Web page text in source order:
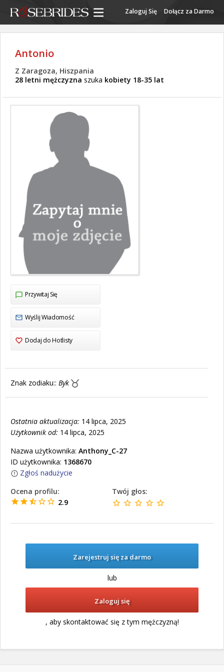
Zaloguj Się Dołącz za Darmo
Antonio
Z Zaragoza, Hiszpania
28 letni mężczyzna szuka kobiety 18-35 lat
Przywitaj Się
Wyślij Wiadomość
Dodaj do Hotlisty
Znak zodiaku:: Byk
Ostatnia aktualizacja: 14 lipca, 2025
Użytkownik od: 14 lipca, 2025
Nazwa użytkownika: Anthony_C-27
ID użytkownika: 1368670
Zgłoś nadużycie
Ocena profilu:
2.9
Twój głos:
Zarejestruj się za darmo
lub
Zaloguj się
, aby skontaktować się z tym mężczyzną!